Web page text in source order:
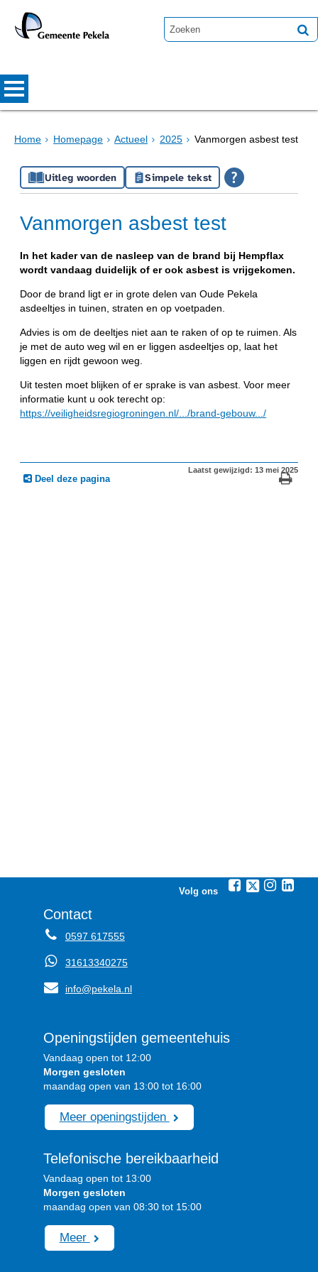
Home Homepage Actueel 2025 Vanmorgen asbest test
Uitleg woorden Simpele tekst
Vanmorgen asbest test
In het kader van de nasleep van de brand bij Hempflax
wordt vandaag duidelijk of er ook asbest is vrijgekomen.
Door de brand ligt er in grote delen van Oude Pekela
asdeeltjes in tuinen, straten en op voetpaden.
Advies is om de deeltjes niet aan te raken of op te ruimen. Als
je met de auto weg wil en er liggen asdeeltjes op, laat het
liggen en rijdt gewoon weg.
Uit testen moet blijken of er sprake is van asbest. Voor meer
informatie kunt u ook terecht op:
https://veiligheidsregiogroningen.nl/.../brand-gebouw.../
Deel deze pagina
Laatst gewijzigd: 13 mei 2025
Volg ons
Contact
0597 617555
31613340275
info@pekela.nl
Openingstijden gemeentehuis
Vandaag open tot 12:00
Morgen gesloten
maandag open van 13:00 tot 16:00
Meer openingstijden
Telefonische bereikbaarheid
Vandaag open tot 13:00
Morgen gesloten
maandag open van 08:30 tot 15:00
Meer